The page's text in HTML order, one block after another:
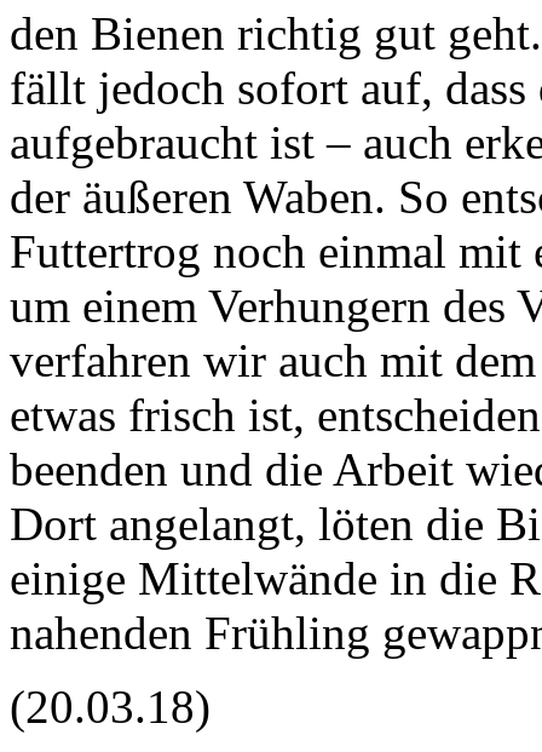
den Bienen richtig gut
fällt jedoch sofort auf,
aufgebraucht ist – auch
der äußeren Waben. So
Futtertrog noch einmal mit
um einem Verhungern des
verfahren wir auch mit
etwas frisch ist,
beenden und die Arbeit
Dort angelangt, löten die
einige Mittelwände in die
nahenden Frühling
(20.03.18)